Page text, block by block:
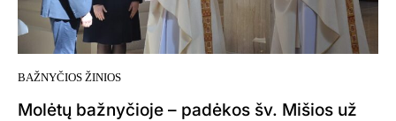
BAŽNYČIOS ŽINIOS
Molėtų bažnyčioje – padėkos šv. Mišios už